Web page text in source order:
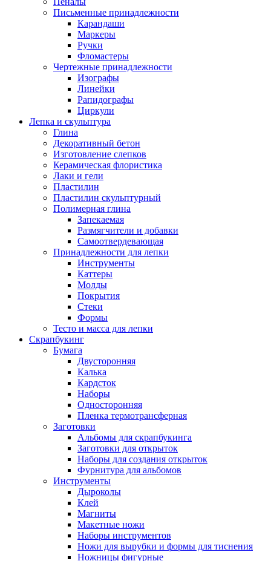
Письменные принадлежности
Карандаши
Маркеры
Ручки
Фломастеры
Чертежные принадлежности
Изографы
Линейки
Рапидографы
Циркули
Лепка и скульптура
Глина
Декоративный бетон
Изготовление слепков
Керамическая флористика
Лаки и гели
Пластилин
Пластилин скульптурный
Полимерная глина
Запекаемая
Размягчители и добавки
Самоотвердевающая
Принадлежности для лепки
Инструменты
Каттеры
Молды
Покрытия
Стеки
Формы
Тесто и масса для лепки
Скрапбукинг
Бумага
Двусторонняя
Калька
Кардсток
Наборы
Односторонняя
Пленка термотрансферная
Заготовки
Альбомы для скрапбукинга
Заготовки для открыток
Наборы для создания открыток
Фурнитура для альбомов
Инструменты
Дыроколы
Клей
Магниты
Макетные ножи
Наборы инструментов
Ножи для вырубки и формы для тиснения
Ножницы фигурные